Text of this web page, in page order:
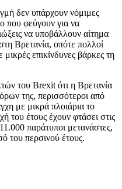
δεν υπάρχουν νόμιμες
που φεύγουν για να
να υποβάλλουν αίτημα
Βρετανία, οπότε πολλοί
επικίνδυνες βάρκες τη
του Brexit ότι η Βρετανία
της, περισσότεροι από
με μικρά πλοιάρια το
του έτους έχουν φτάσει στις
παράτυποι μετανάστες,
του περσινού έτους.